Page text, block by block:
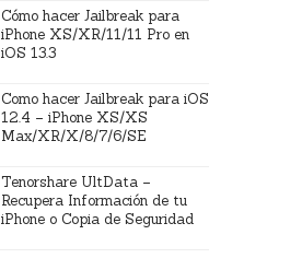
Cómo hacer Jailbreak para
iPhone XS/XR/11/11 Pro en
iOS 13.3
Como hacer Jailbreak para iOS
12.4 – iPhone XS/XS
Max/XR/X/8/7/6/SE
Tenorshare UltData –
Recupera Información de tu
iPhone o Copia de Seguridad